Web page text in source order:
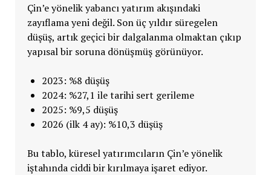
Çin’e yönelik yabancı yatırım akışındaki
zayıflama yeni değil. Son üç yıldır süregelen
düşüş, artık geçici bir dalgalanma olmaktan çıkıp
yapısal bir soruna dönüşmüş görünüyor.
2023: %8 düşüş
2024: %27,1 ile tarihi sert gerileme
2025: %9,5 düşüş
2026 (ilk 4 ay): %10,3 düşüş
Bu tablo, küresel yatırımcıların Çin’e yönelik
iştahında ciddi bir kırılmaya işaret ediyor.